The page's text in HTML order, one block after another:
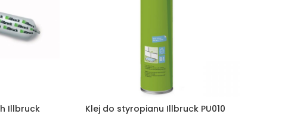
Illbruck
Klej do styropianu Illbruck PU010